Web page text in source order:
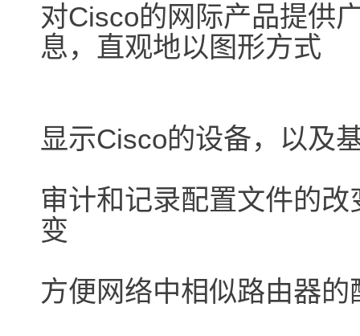
对Cisco的网际产品提供
息，直观地以图形方式
显示Cisco的设备，以及
审计和记录配置文件的
变
方便网络中相似路由器的